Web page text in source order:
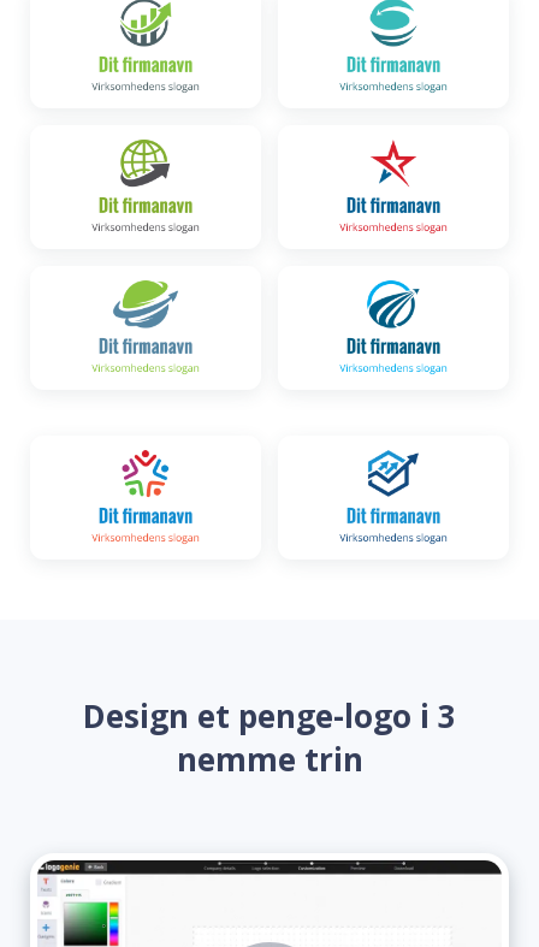
Design et penge-logo i 3
nemme trin